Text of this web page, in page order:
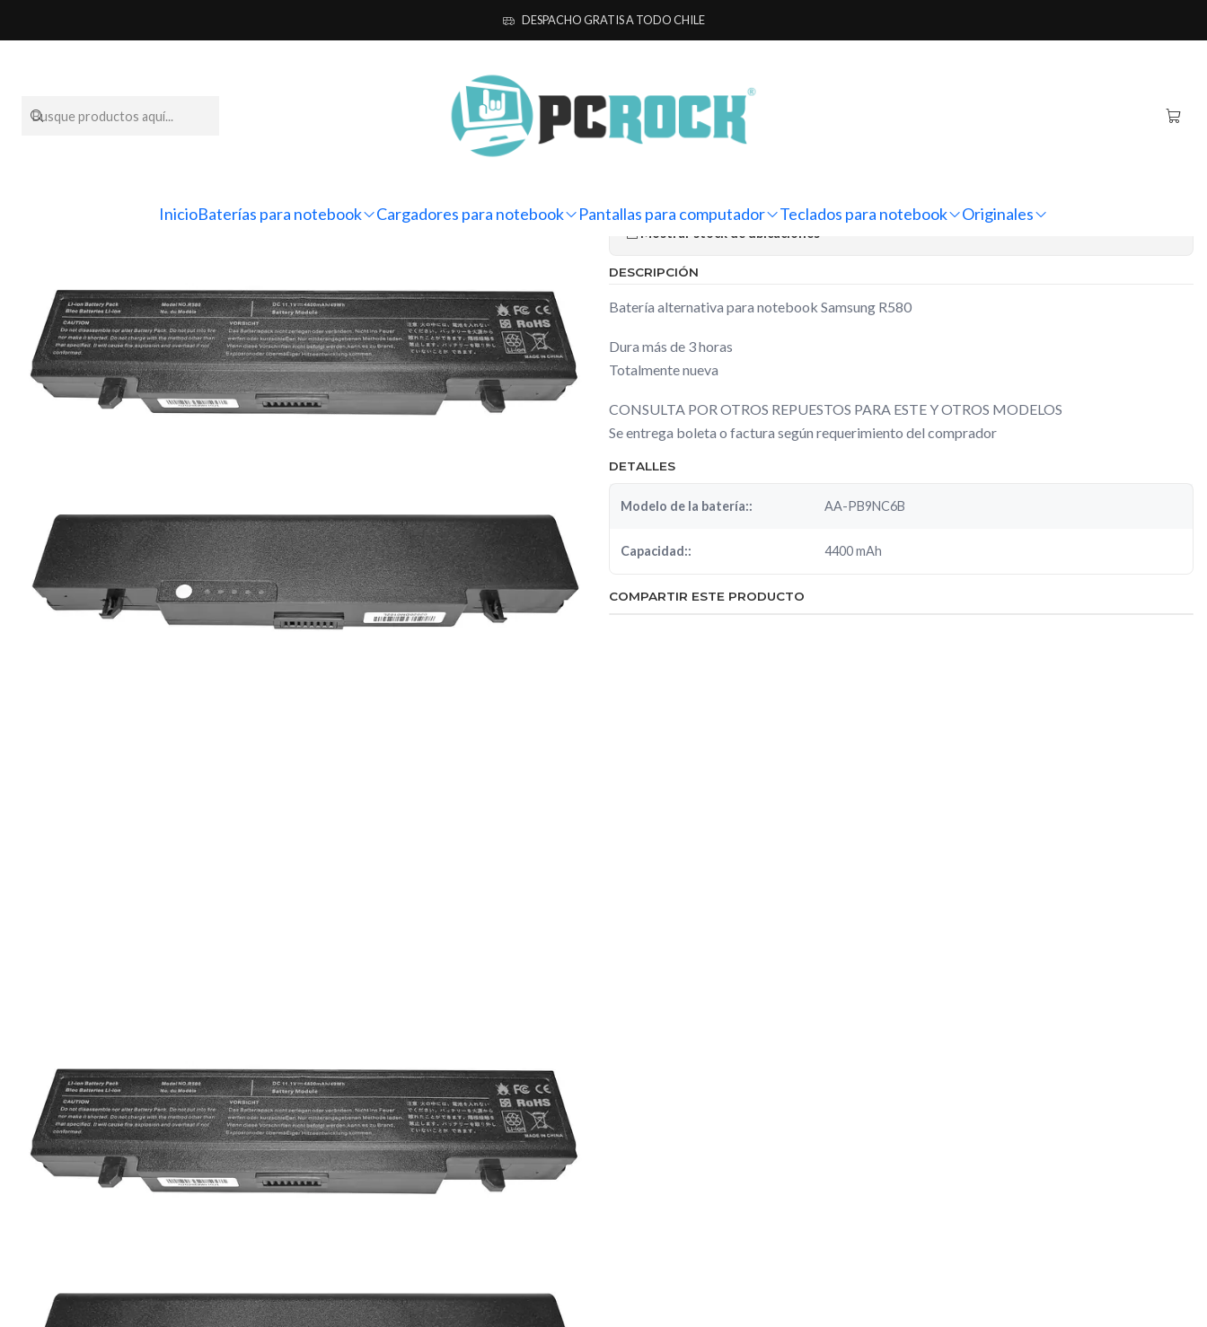
InicioBaterías para notebook Cargadores para notebook Pantallas para computador Teclados para notebook Originales
DESPACHO GRATIS A TODO CHILE
Alternativas Samsung Batería Alternativa Notebook Samsung R580
Batería Alternativa Notebook
Samsung R580
Mostrar stock de ubicaciones
DESCRIPCIÓN
Batería alternativa para notebook Samsung R580
Dura más de 3 horas
Totalmente nueva
CONSULTA POR OTROS REPUESTOS PARA ESTE Y OTROS MODELOS
Se entrega boleta o factura según requerimiento del comprador
DETALLES
Modelo de la batería:: AA-PB9NC6B
Capacidad:: 4400 mAh
COMPARTIR ESTE PRODUCTO